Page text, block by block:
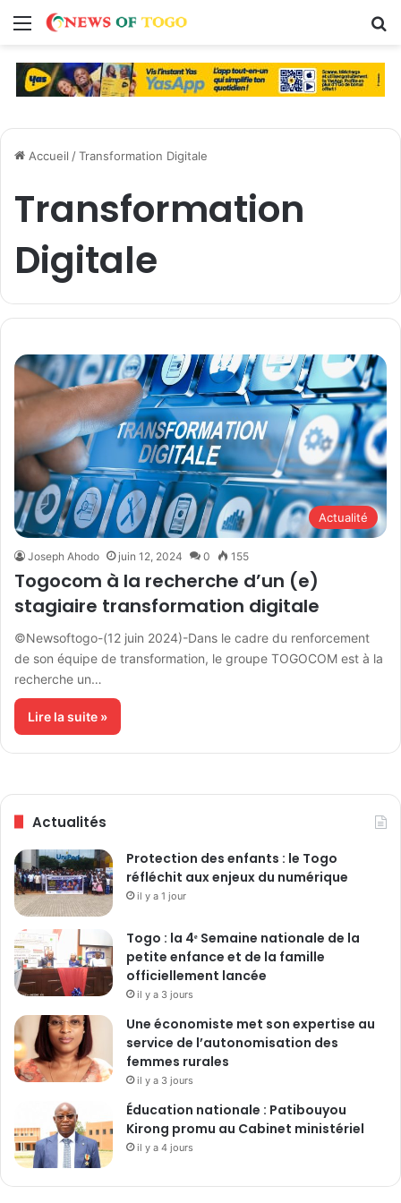
Menu
Accueil /Transformation Digitale
Transformation
Digitale
Actualité
Joseph Ahodo juin 12, 2024 0 155
Togocom à la recherche d’un (e)
stagiaire transformation digitale
©Newsoftogo-(12 juin 2024)-Dans le cadre du renforcement
de son équipe de transformation, le groupe TOGOCOM est à la
recherche un…
Lire la suite »
Actualités
Protection des enfants : le Togo
réfléchit aux enjeux du numérique
il y a 1 jour
Togo : la 4ᵉ Semaine nationale de la
petite enfance et de la famille
officiellement lancée
il y a 3 jours
Une économiste met son expertise au
service de l’autonomisation des
femmes rurales
il y a 3 jours
Éducation nationale : Patibouyou
Kirong promu au Cabinet ministériel
il y a 4 jours